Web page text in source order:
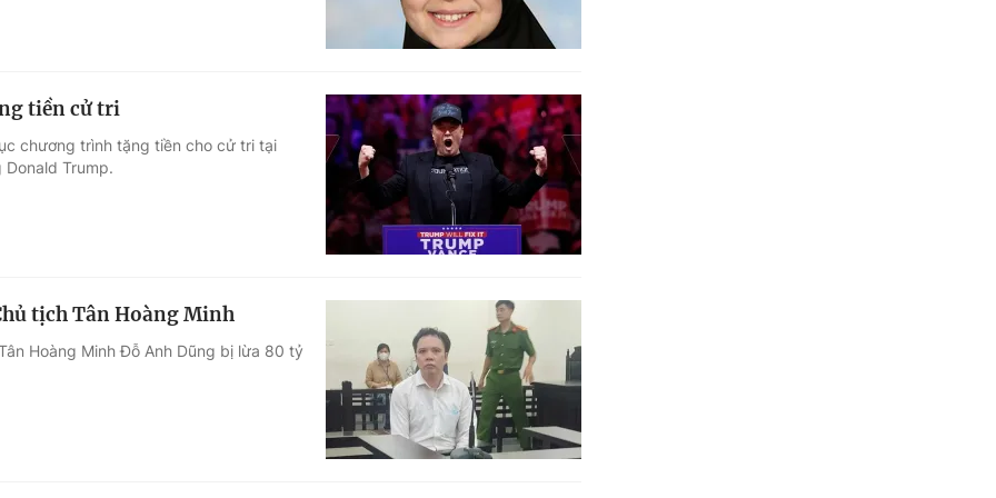
tiền cử tri
chương trình tặng tiền cho cử tri tại
Trump.
tịch Tân Hoàng Minh
Hoàng Minh Đỗ Anh Dũng bị lừa 80 tỷ